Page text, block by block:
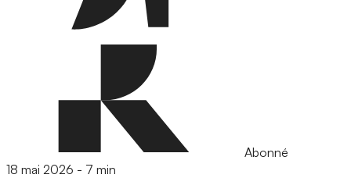
Abonné
18 mai 2026 - 7 min